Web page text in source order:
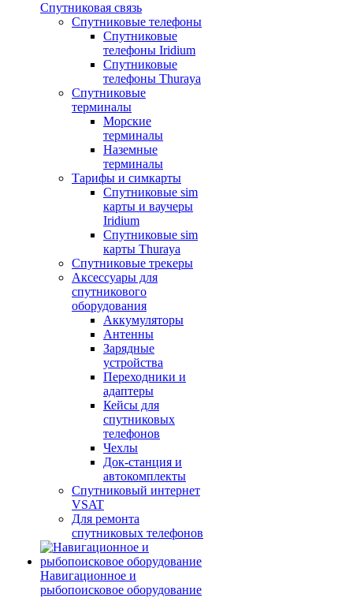
Спутниковая связь
Спутниковые телефоны
Спутниковые
телефоны Iridium
Спутниковые
телефоны Thuraya
Спутниковые
терминалы
Морские
терминалы
Наземные
терминалы
Тарифы и симкарты
Спутниковые sim
карты и ваучеры
Iridium
Спутниковые sim
карты Thuraya
Спутниковые трекеры
Аксессуары для
спутникового
оборудования
Аккумуляторы
Антенны
Зарядные
устройства
Переходники и
адаптеры
Кейсы для
спутниковых
телефонов
Чехлы
Док-станция и
автокомплекты
Спутниковый интернет
VSAT
Для ремонта
спутниковых телефонов
Навигационное и
рыбопоисковое оборудование